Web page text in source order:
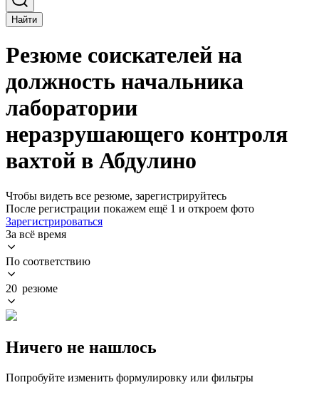
Найти
Резюме соискателей на
должность начальника
лаборатории
неразрушающего контроля
вахтой в Абдулино
Чтобы видеть все резюме, зарегистрируйтесь
После регистрации покажем ещё 1 и откроем фото
Зарегистрироваться
За всё время
По соответствию
20 резюме
Ничего не нашлось
Попробуйте изменить формулировку или фильтры